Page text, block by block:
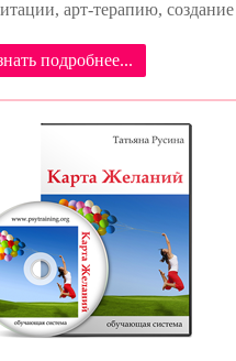
арт-терапию,
подробнее...